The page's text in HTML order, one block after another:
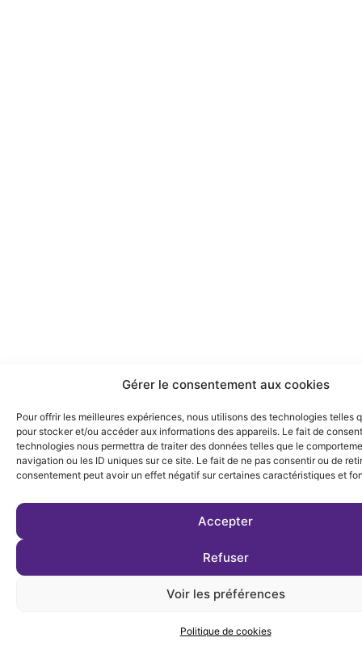
Gérer le consentement aux cookies
Pour offrir les meilleures expériences, nous utilisons des technologies telles
pour stocker et/ou accéder aux informations des appareils. Le fait de
technologies nous permettra de traiter des données telles que le
navigation ou les ID uniques sur ce site. Le fait de ne pas consentir ou de
consentement peut avoir un effet négatif sur certaines caractéristiques et
Accepter
Refuser
Voir les préférences
Politique de cookies